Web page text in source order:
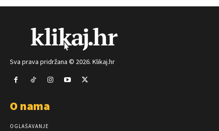
Sva prava pridržana © 2026. Klikaj.hr
O nama
OGLAŠAVANJE